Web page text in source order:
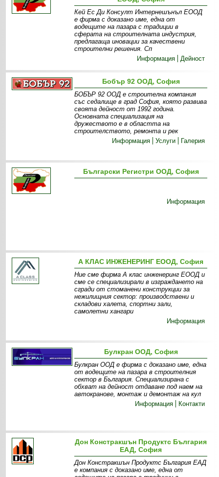
Кей Ес Ди Консулт Интернешънъл ЕООД
е фирма с доказано име, една от
водещите на пазара с традиции в
сферата на строителната индустрия,
предлагаща иновации за качествени
строителни решения. Сп
Информация
Дейност
Бобър 92 ООД, София
БОБЪР 92 ООД е строителна компания
със седалище в град София, която развива
своята дейност от 1992 година.
Основната специализация на
дружеството е в областта на
строителството, ремонта и рек
Информация
Услуги Галерия
Български Регистри ООД, София
Информация
А КЛАС ИНЖЕНЕРИНГ ЕООД, София
Ние сме фирма А клас инженеринг ЕООД и
сме се специализирали в изграждането на
сгради от стоманени конструкции за
нежилищния сектор: производствени и
складови халета, спортни зали,
самолетни хангари
Информация
Булкран ООД, София
Булкран ООД е фирма с доказано име, една
от водещите на пазара в строителния
сектор в България. Специализирана с
обхват на дейност отдаване под наем на
автокранове, монтаж и демонтаж на кул
Информация
Контакти
Дон Констракшън Продуктс България
ЕАД, София
Дон Констракшън Продуктс България ЕАД
е компания с доказано име, една от